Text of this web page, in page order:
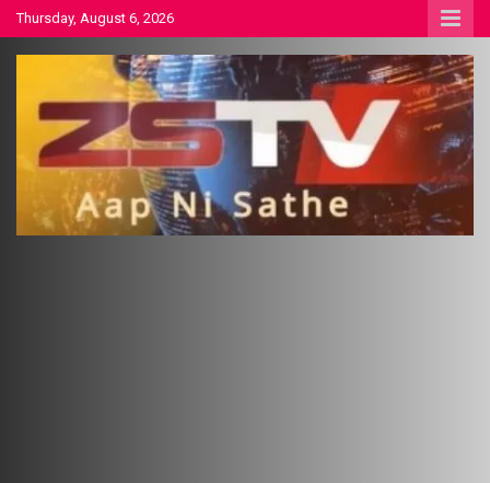
Skip
to
content
Thursday, August 6, 2026